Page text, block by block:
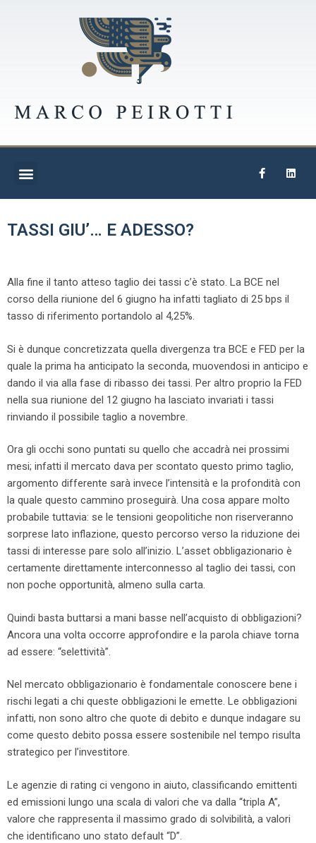
TASSI GIU’… E ADESSO?
Alla fine il tanto atteso taglio dei tassi c’è stato. La BCE nel
corso della riunione del 6 giugno ha infatti tagliato di 25 bps il
tasso di riferimento portandolo al 4,25%.
Si è dunque concretizzata quella divergenza tra BCE e FED per la
quale la prima ha anticipato la seconda, muovendosi in anticipo e
dando il via alla fase di ribasso dei tassi. Per altro proprio la FED
nella sua riunione del 12 giugno ha lasciato invariati i tassi
rinviando il possibile taglio a novembre.
Ora gli occhi sono puntati su quello che accadrà nei prossimi
mesi; infatti il mercato dava per scontato questo primo taglio,
argomento differente sarà invece l’intensità e la profondità con
la quale questo cammino proseguirà. Una cosa appare molto
probabile tuttavia: se le tensioni geopolitiche non riserveranno
sorprese lato inflazione, questo percorso verso la riduzione dei
tassi di interesse pare solo all’inizio. L’asset obbligazionario è
certamente direttamente interconnesso al taglio dei tassi, con
non poche opportunità, almeno sulla carta.
Quindi basta buttarsi a mani basse nell’acquisto di obbligazioni?
Ancora una volta occorre approfondire e la parola chiave torna
ad essere: “selettività”.
Nel mercato obbligazionario è fondamentale conoscere bene i
rischi legati a chi queste obbligazioni le emette. Le obbligazioni
infatti, non sono altro che quote di debito e dunque indagare su
come questo debito possa essere sostenibile nel tempo risulta
strategico per l’investitore.
Le agenzie di rating ci vengono in aiuto, classificando emittenti
ed emissioni lungo una scala di valori che va dalla “tripla A”,
valore che rappresenta il massimo grado di solvibilità, a valori
che identificano uno stato default “D”.